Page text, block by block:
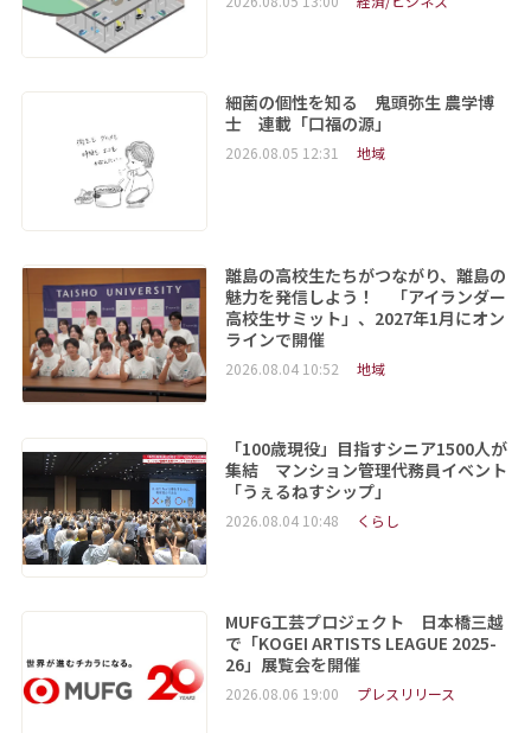
細菌の個性を知る 鬼頭弥生 農学博
士 連載「口福の源」
2026.08.05 12:31 地域
離島の高校生たちがつながり、離島の
魅力を発信しよう！ 「アイランダー
高校生サミット」、2027年1月にオン
ラインで開催
2026.08.04 10:52 地域
「100歳現役」目指すシニア1500人が
集結 マンション管理代務員イベント
「うぇるねすシップ」
2026.08.04 10:48 くらし
MUFG工芸プロジェクト 日本橋三越
で「KOGEI ARTISTS LEAGUE 2025-
26」展覧会を開催
2026.08.06 19:00 プレスリリース